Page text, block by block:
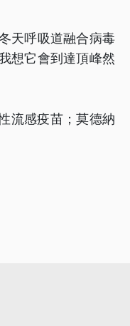
天呼吸道融合病毒
想它會到達頂峰然
流感疫苗；莫德納